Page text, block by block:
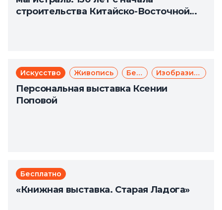
строительства Китайско-Восточной
Искусство Живопись Бесплатно Изобразительное искусство
Персональная выставка Ксении
Поповой
Бесплатно
«Книжная выставка. Старая Ладога»